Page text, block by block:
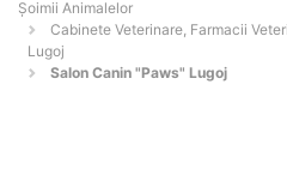
Şoimii Animalelor
Cabinete Veterinare, Farmacii
Lugoj
Salon Canin "Paws" Lugoj